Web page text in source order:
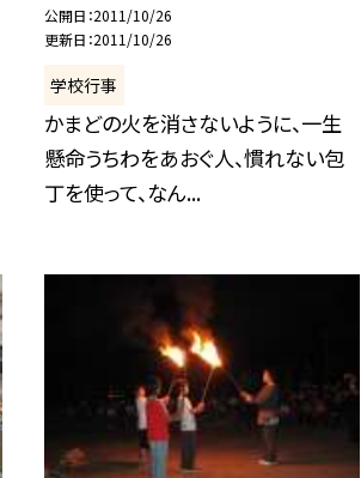
公開日 2011/10/26
更新日 2011/10/26
学校行事
かまどの火を消さないように、一生
懸命うちわをあおぐ人、慣れない包
丁を使って、なん...